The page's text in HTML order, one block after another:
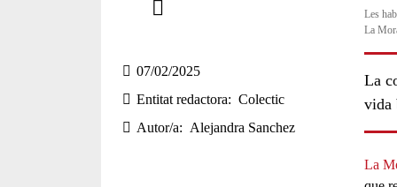
07/02/2025
Entitat redactora
Colectic
Autor/a
Alejandra Sanchez
Les
La
La
vida
La